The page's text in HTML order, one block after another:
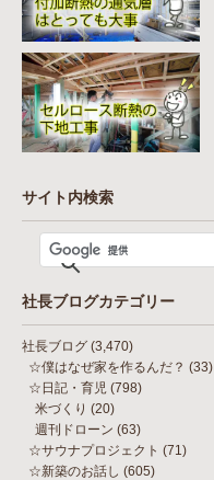
サイト内検索
社長ブログカテゴリー
社長ブログ (3,470)
☆僕はなぜ家を作るんだ？ (33)
☆日記・育児 (798)
米づくり (20)
週刊ドローン (63)
☆サウナプロジェクト (71)
☆新築のお話し (605)